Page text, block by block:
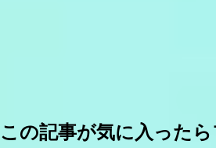
この記事が気に入った